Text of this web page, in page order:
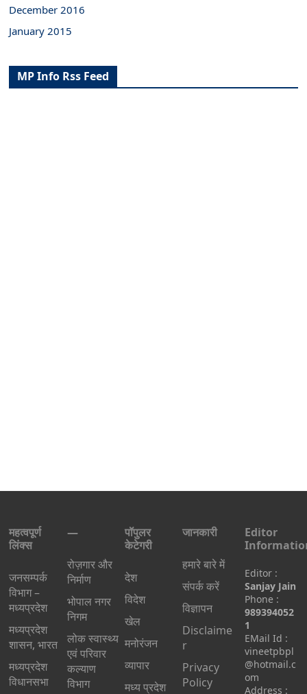
December 2016
January 2015
MP Info Rss Feed
महत्वपूर्ण
लिंक्स
जनसम्पर्क
विभाग –
मध्यप्रदेश
मध्यप्रदेश
शासन, भारत
मध्‍यप्रदेश
विधानसभा
—
रोज़गार और
निर्माण
भोपाल नगर
निगम
लोक स्वास्थ्य
एवं परिवार
कल्याण
विभाग
पॉपुलर
केटेगरी
देश
विदेश
खेल
मनोरंजन
व्यापार
मध्य प्रदेश
जानकारी
हमारे बारे में
संपर्क करें
विज्ञापन
Disclaime
r
Privacy
Policy
Editor
Editor :
Sanjay Jain
Phone :
989394052
1
EMail Id :
vineetpbpl
@hotmail.c
om
Address :